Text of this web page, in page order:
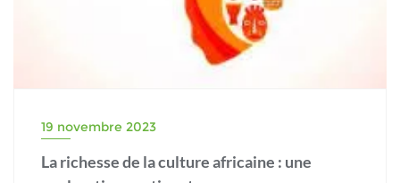
19 novembre 2023
La richesse de la culture africaine : une